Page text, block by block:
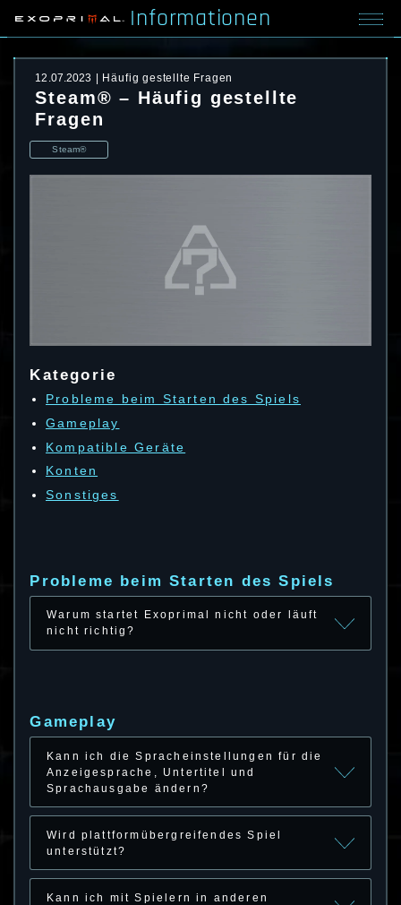
Informationen
12.07.2023 Häufig gestellte Fragen
Steam® – Häufig gestellte
Fragen
Steam®
Kategorie
Probleme beim Starten des Spiels
Gameplay
Kompatible Geräte
Konten
Sonstiges
Probleme beim Starten des Spiels
Warum startet Exoprimal nicht oder läuft
nicht richtig?
Gameplay
Kann ich die Spracheinstellungen für die
Anzeigesprache, Untertitel und
Sprachausgabe ändern?
Wird plattformübergreifendes Spiel
unterstützt?
Kann ich mit Spielern in anderen